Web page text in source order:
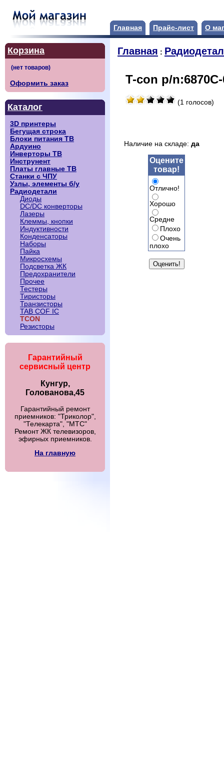
Главная Прайс-лист О
Корзина
Оформить заказ
Каталог
3D принтеры
Бегущая строка
Блоки питания ТВ
Ардуино
Инверторы ТВ
Инструнент
Платы главные ТВ
Станки с ЧПУ
Узлы, элементы б/у
Радиодетали
Диоды
DC/DC конверторы
Лазеры
Клеммы, кнопки
Индуктивности
Конденсаторы
Наборы
Пайка
Микросхемы
Подсветка ЖК
Предохранители
Прочее
Тестеры
Тиристоры
Транзисторы
TAB COF IC
TCON
Резисторы
Гарантийный
сервисный центр
Кунгур,
Голованова,45
Гарантийный ремонт
приемников: "Триколор",
"Телекарта", "МТС"
Ремонт ЖК телевизоров,
эфирных приемников.
На главную
Главная :
T-con p/
(1 голосов)
Наличие на складе: да
Оцените
товар!
Отлично!
Хорошо
Средне
Плохо
Очень
плохо